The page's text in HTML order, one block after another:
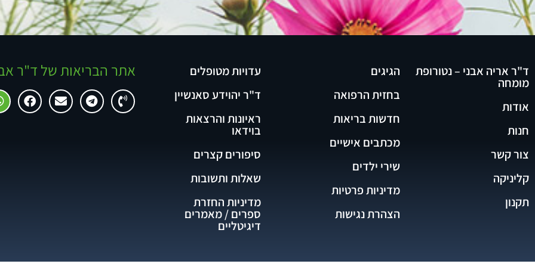
ד"ר אריה אבני – נטורופת
מומחה
אודות
חנות
צור קשר
קליניקה
תקנון
הגיגים
בחזית הרפואה
חדשות בריאות
מכתבים אישיים
שירי ילדים
מדיניות פרטיות
הצהרת נגישות
עדויות מטופלים
ד"ר יהוידע סאנשיין
ראיונות והרצאות
בוידאו
סיפורים קצרים
שאלות ותשובות
מדיניות החזרת
ספרים / מאמרים
דיגיטליים
אתר הבריאות של ד"ר